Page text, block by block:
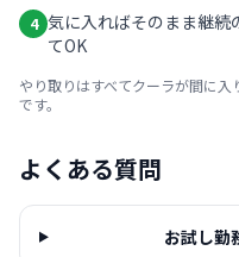
4 気に入ればそのまま継続
てOK
やり取りはすべてクーラが間に
です。
よくある質問
お試し勤